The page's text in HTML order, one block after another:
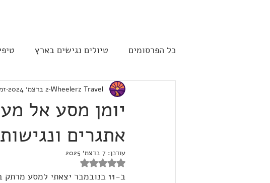
כל הפרסומים טיולים נגישים בארץ
שייט תענוגות - קרוז ארה"ב וצפון
יומן מסע אל
אתגרים ונגישות
Wheelerz Travel 2 בדצמ׳ 2024
עודכן: 7 בדצמ׳ 2025
דירוג של NaN מתוך 5 כוכבים
ב-11 בנובמבר יצאתי למסע